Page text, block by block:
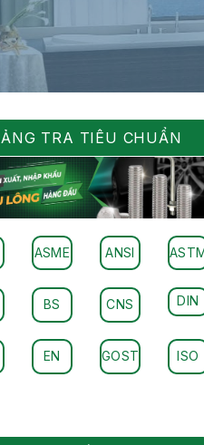
TRA TIÊU CHUẨN
ASME ANSI
BS CNS DIN
EN GOST ISO